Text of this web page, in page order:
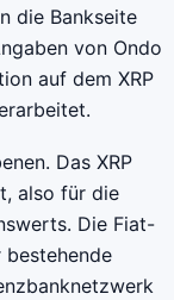
die Bankseite
von Ondo
auf dem XRP
Das XRP
also für die
Die Fiat-